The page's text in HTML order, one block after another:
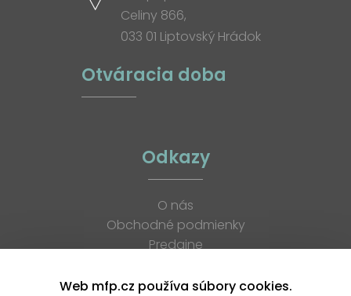
Celiny 866,
033 01 Liptovský Hrádok
Otváracia doba
Odkazy
O nás
Obchodné podmienky
Predajne
K stiahnutiu
Web mfp.cz používa súbory cookies.